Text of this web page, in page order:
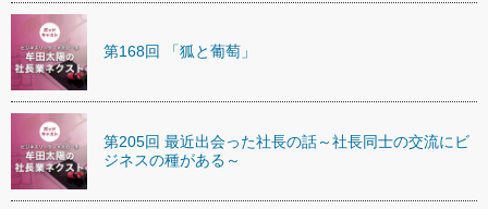
第168回 「狐と葡萄」
第205回 最近出会った社長の話～社長同士の交流にビ
ジネスの種がある～